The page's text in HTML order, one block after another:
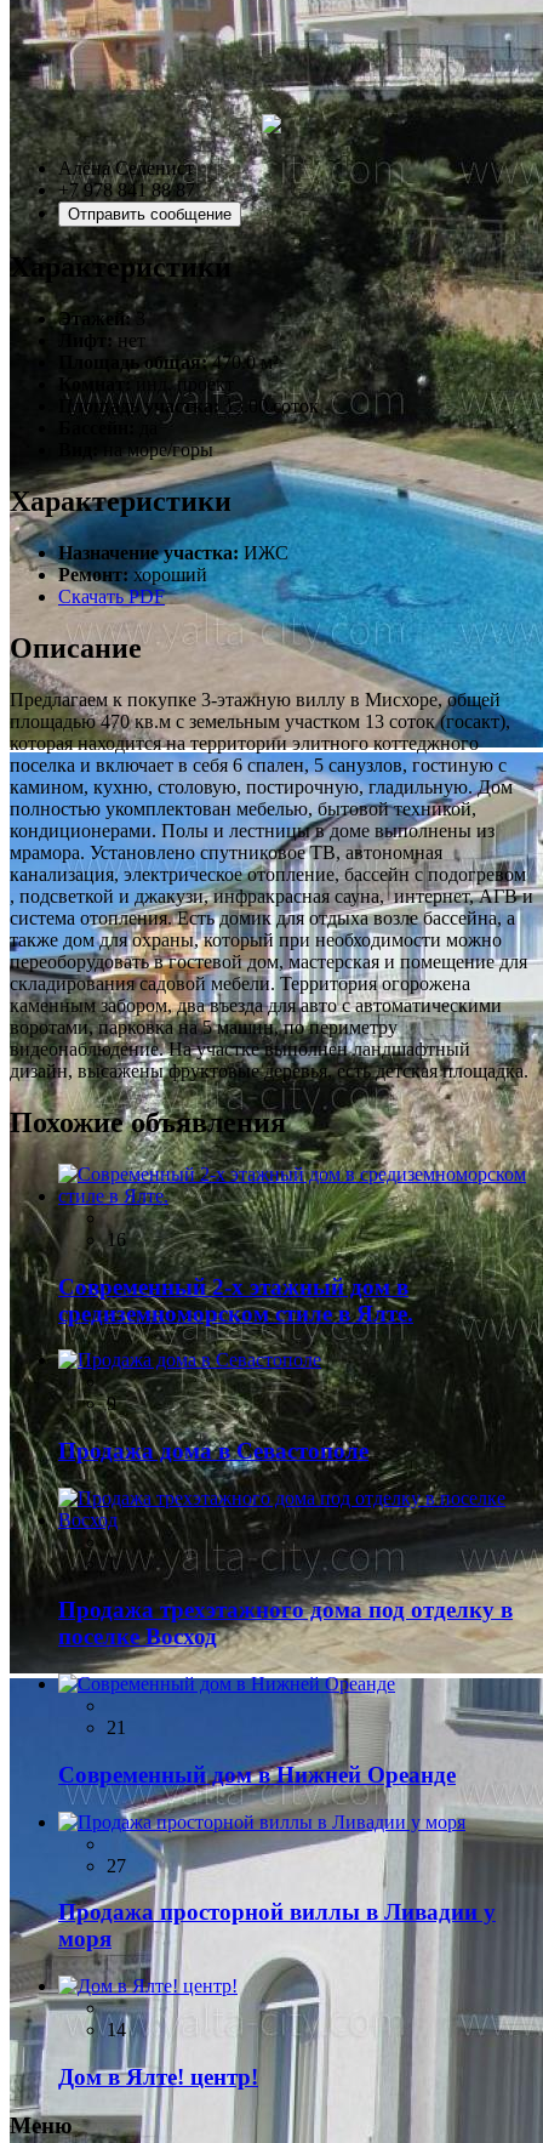
Алёна Селенист
+7 978 841 88 87
Отправить сообщение
Характеристики
Этажей:
Лифт: нет
Площадь общая: 470.0 м²
Комнат:
инд. проект
Площадь участка: 13.00 соток
на море/горы
Характеристики
Назначение участка: ИЖС
Ремонт: хороший
Скачать PDF
Описание
Предлагаем к покупке 3-этажную виллу в Мисхоре, общей
площадью 470 кв.м с земельным участком 13 соток (госакт),
которая находится на территории элитного коттеджного
поселка и включает в себя 6 спален, 5 санузлов, гостиную с
камином, кухню, столовую, постирочную, гладильную. Дом
полностью укомплектован мебелью, бытовой техникой,
кондиционерами. Полы и лестницы в доме выполнены из
мрамора. Установлено спутниковое ТВ, автономная
канализация, электрическое отопление, бассейн с подогревом
, подсветкой и джакузи, инфракрасная сауна, интернет, АГВ и
система отопления. Есть домик для отдыха возле бассейна, а
также дом для охраны, который при необходимости можно
переоборудовать в гостевой дом, мастерская и помещение для
складирования садовой мебели. Территория огорожена
каменным забором, два въезда для авто с автоматическими
воротами, парковка на 5 машин, по периметру
видеонаблюдение. На участке выполнен ландшафтный
дизайн, высажены фруктовые деревья, есть детская площадка.
Похожие объявления
16
Современный 2-х этажный дом в
средиземноморском стиле в Ялте.
9
Продажа дома в Севастополе
1
Продажа трехэтажного дома под отделку в
поселке Восход
21
Современный дом в Нижней Ореанде
27
Продажа просторной виллы в Ливадии у
моря
14
Дом в Ялте! центр!
Меню